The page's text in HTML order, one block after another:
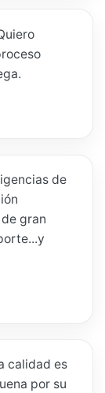
de
gran
calidad es
por su